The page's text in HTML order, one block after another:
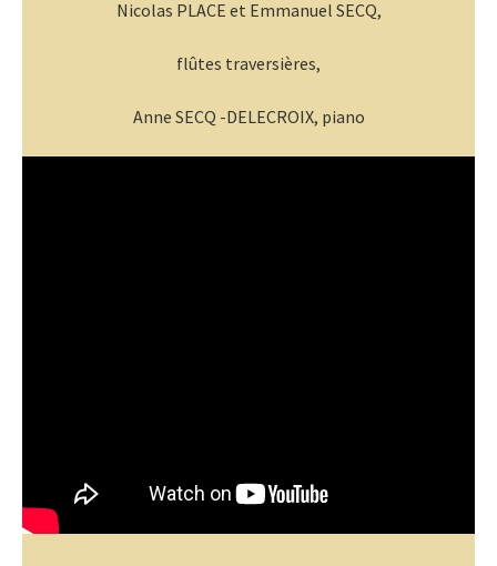
Nicolas PLACE et Emmanuel SECQ,
flûtes traversières,
Anne SECQ -DELECROIX, piano